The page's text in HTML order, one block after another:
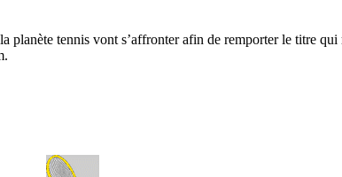
planète tennis vont s’affronter afin de remporter le titre